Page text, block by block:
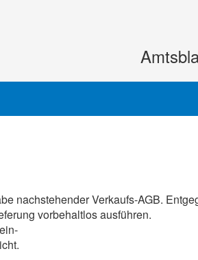
nachstehender Verkaufs-AGB.
vorbehaltlos ausführen.